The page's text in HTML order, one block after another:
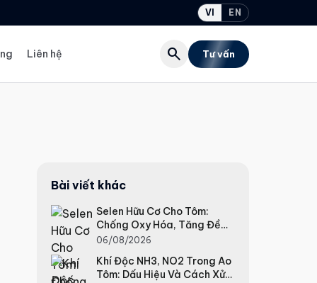
VI EN
Liên hệ search Tư vấn
Bài viết khác
Selen Hữu Cơ Cho Tôm:
Chống Oxy Hóa, Tăng Đề
Kháng
06/08/2026
Khí Độc NH3, NO2 Trong Ao
Tôm: Dấu Hiệu Và Cách Xử